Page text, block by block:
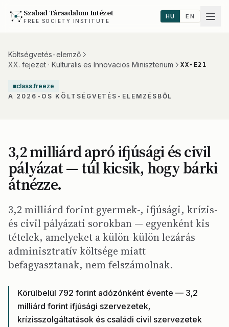
Szabad Társadalom Intézet
FREE SOCIETY INSTITUTE
HU EN
Költségvetés-elemző
XX. fejezet · Kulturalis es Innovacios Miniszterium
XX-E21
class.freeze
A 2026-OS KÖLTSÉGVETÉS-ELEMZÉSBŐL
3,2 milliárd apró ifjúsági és civil
pályázat — túl kicsik, hogy bárki
átnézze.
3,2 milliárd forint gyermek-, ifjúsági, krízis-
és civil pályázati sorokban — egyenként kis
tételek, amelyeket a külön-külön lezárás
adminisztratív költsége miatt
befagyasztanak, nem felszámolnak.
Körülbelül 792 forint adózónként évente — 3,2
milliárd forint ifjúsági szervezetek,
krízisszolgáltatások és családi civil szervezetek